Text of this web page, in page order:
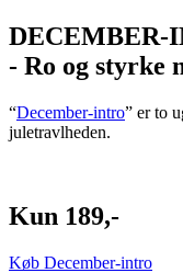
DECEMBER-
- Ro og styrke
“December-intro” er to
juletravlheden.
Kun 189,-
Køb December-intro